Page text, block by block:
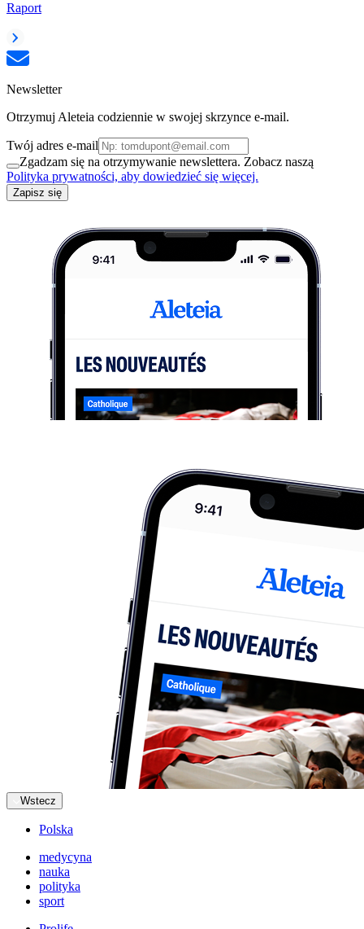
Raport
Newsletter
Otrzymuj Aleteia codziennie w swojej skrzynce e-mail.
Twój adres e-mail
Zgadzam się na otrzymywanie newslettera. Zobacz naszą
Polityka prywatności, aby dowiedzieć się więcej.
Zapisz się
Wstecz
Polska
medycyna
nauka
polityka
sport